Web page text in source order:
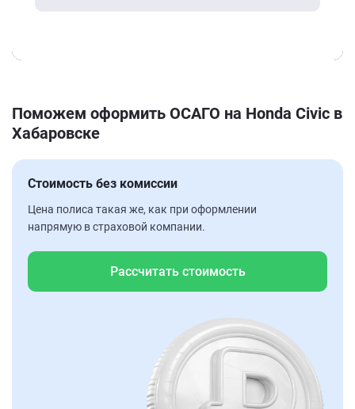
Поможем оформить ОСАГО на Honda Civic в
Хабаровске
Стоимость без комиссии
Цена полиса такая же, как при оформлении
напрямую в страховой компании.
Рассчитать стоимость